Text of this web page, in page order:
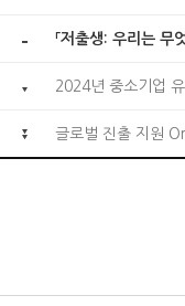
「저출생: 우리는 무
2024년 중소기업
글로벌 진출 지원